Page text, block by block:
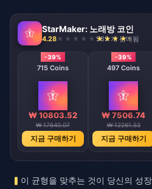
StarMaker: 노래방 코인
4.28 589 개 판매됨
-39%
715 Coins
₩ 10803.52
₩ 17640.07
지금 구매하기
-39%
497 Coins
₩ 7506.74
₩ 12261.53
지금 구매하기
이 균형을 맞추는 것이 당신의 성